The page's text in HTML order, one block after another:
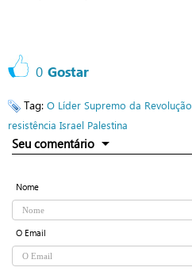
0 Gostar
Tag: O Líder Supremo da Revolução
resistência Israel Palestina
Seu comentário
Nome
O Email